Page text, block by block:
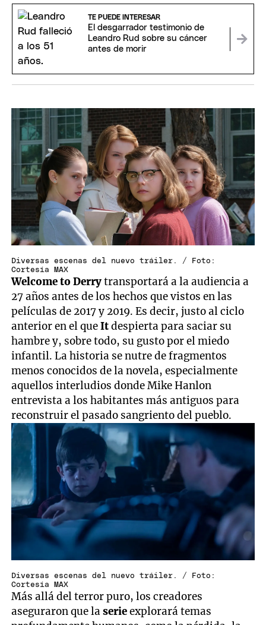
TE PUEDE INTERESAR
El desgarrador testimonio de
Leandro Rud sobre su cáncer
antes de morir
Diversas escenas del nuevo tráiler. / Foto:
Cortesía MAX
Welcome to Derrytransportará a la audiencia a
27 años antes de los hechos que vistos en las
películas de 2017 y 2019. Es decir, justo al ciclo
anterior en el queItdespierta para saciar su
hambre y, sobre todo, su gusto por el miedo
infantil. La historia se nutre de fragmentos
menos conocidos de la novela, especialmente
aquellos interludios donde Mike Hanlon
entrevista a los habitantes más antiguos para
reconstruir el pasado sangriento del pueblo.
Diversas escenas del nuevo tráiler. / Foto:
Cortesía MAX
Más allá del terror puro, los creadores
aseguraron que laserieexplorará temas